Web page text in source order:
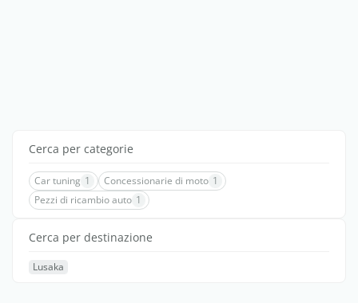
Cerca per categorie
Car tuning 1 Concessionarie di moto 1
Pezzi di ricambio auto 1
Cerca per destinazione
Lusaka